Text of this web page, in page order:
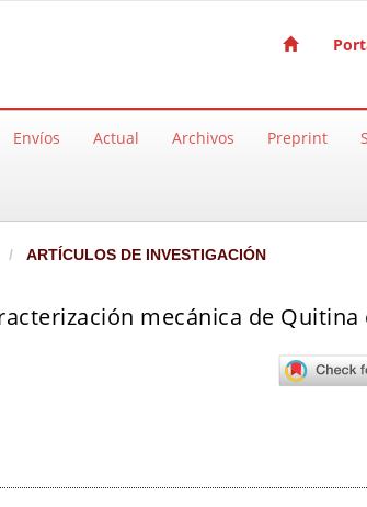
Envíos Actual Archivos Preprint
ARTÍCULOS DE INVESTIGACIÓN
mecánica de Quitina